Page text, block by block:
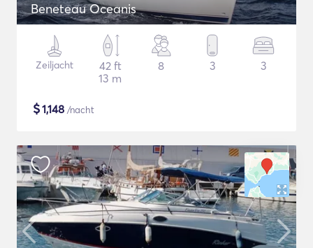
Beneteau Oceanis
Zeiljacht
42 ft
13 m
8 3 3
$1,148 /nacht